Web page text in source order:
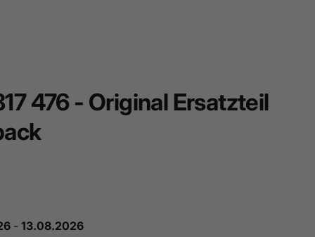
476 - Original Ersatzteil
- 13.08.2026